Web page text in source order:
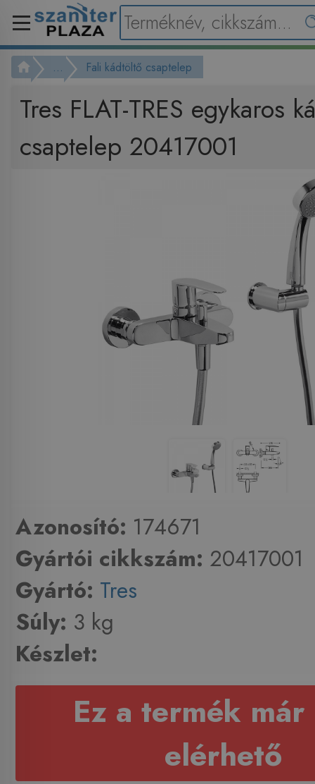
... Fali kádtöltő csaptelep
Tres FLAT-TRES egykaros
csaptelep 20417001
Azonosító: 174671
Gyártói cikkszám: 20417001
Gyártó: Tres
Súly: 3 kg
Készlet:
Ez a termék már
elérhető